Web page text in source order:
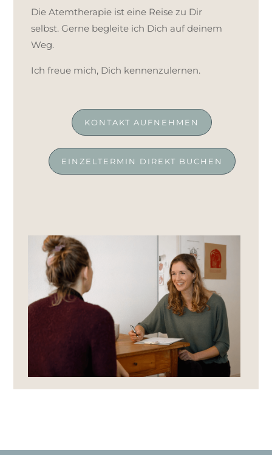
Die Atemtherapie ist eine Reise zu Dir
selbst. Gerne begleite ich Dich auf deinem
Weg.
Ich freue mich, Dich kennenzulernen.
KONTAKT AUFNEHMEN
EINZELTERMIN DIREKT BUCHEN